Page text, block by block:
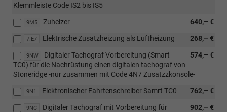
Klemmleiste Code IS2 bis IS5
9M5 640,– €
Zuheizer
7.E7 268,– €
Elektrische Zusatzheizung als Luftheizung
9NW 574,– €
Digitaler Tachograf Vorbereitung (Smart
TC0) für die Nachrüstung einen digitalen tachograf von
Stoneridge -nur zusammen mit Code 4N7 Zusatzzkonsole-
9N1 762,– €
Elektronischer Fahrtenschreiber Samrt TC0
9NC 902,– €
Digitaler Tachograf mit Vorbereitung für